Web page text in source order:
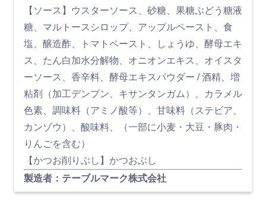
【ソース】ウスターソース、砂糖、果糖ぶどう糖液
糖、マルトースシロップ、アップルペースト、食
塩、醸造酢、トマトペースト、しょうゆ、酵母エキ
ス、たん白加水分解物、オニオンエキス、オイスタ
ーソース、香辛料、酵母エキスパウダー / 酒精、増
粘剤（加工デンプン、キサンタンガム）、カラメル
色素、調味料（アミノ酸等）、甘味料（ステビア、
カンゾウ）、酸味料、（一部に小麦・大豆・豚肉・
りんごを含む）
【かつお削りぶし】かつおぶし
製造者：テーブルマーク株式会社